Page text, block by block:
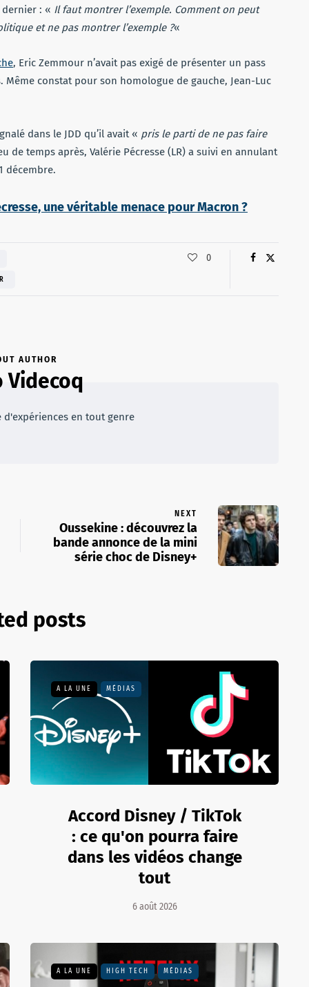
dernier : « Il faut montrer l’exemple. Comment on peut
et ne pas montrer l’exemple ?«
, Eric Zemmour n’avait pas exigé de présenter un pass
constat pour son homologue de gauche, Jean-Luc
dans le JDD qu’il avait « pris le parti de ne pas faire
de temps après, Valérie Pécresse (LR) a suivi en annulant
décembre.
une véritable menace pour Macron ?
0
AUTHOR
Videcoq
en tout genre
NEXT
Oussekine : découvrez la
bande annonce de la mini
série choc de Disney+
posts
A LA UNE MÉDIAS
Accord Disney / TikTok
: ce qu'on pourra faire
dans les vidéos change
tout
6 août 2026
A LA UNE HIGH TECH MÉDIAS